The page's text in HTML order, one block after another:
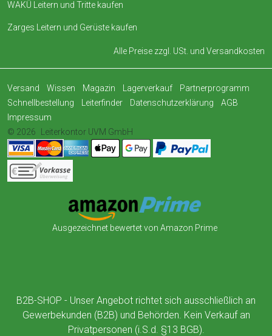
WAKÜ Leitern und Tritte kaufen
Zarges Leitern und Gerüste kaufen
Alle Preise zzgl. USt. und Versandkosten
Versand Wissen Magazin Lagerverkauf
Partnerprogramm
Schnellbestellung
Leiterfinder Datenschutzerklärung
AGB
Impressum
© 2026
Leiterkontor UVM GmbH
Ausgezeichnet bewertet von Amazon Prime
B2B-SHOP - Unser Angebot richtet sich ausschließlich an
Gewerbekunden (B2B) und Behörden. Kein Verkauf an
Privatpersonen (i.S.d. §13 BGB).